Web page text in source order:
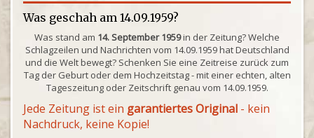
Was geschah am 14.09.1959?
Was stand am 14. September 1959in der Zeitung? Welche
Schlagzeilen und Nachrichten vom 14.09.1959 hat Deutschland
und die Welt bewegt? Schenken Sie eine Zeitreise zurück zum
Tag der Geburt oder dem Hochzeitstag - mit einer echten, alten
Tageszeitung oder Zeitschrift genau vom 14.09.1959.
Jede Zeitung ist ein garantiertes Original - kein
Nachdruck, keine Kopie!